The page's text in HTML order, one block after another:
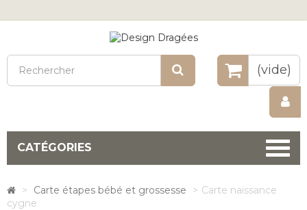
(vide)
Rechercher
CATÉGORIES
> Carte étapes bébé et grossesse > Carte naissance
cygne